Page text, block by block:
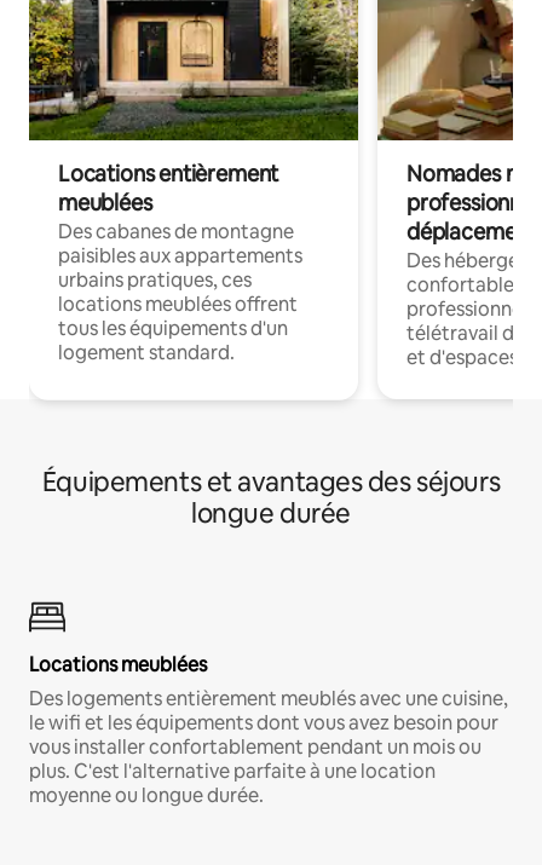
Locations entièrement
meublées
Des cabanes de montagne
paisibles aux appartements
urbains pratiques, ces
locations meublées offrent
tous les équipements d'un
logement standard.
Nomades
déplacement
Des
confortables
professionnels
télétravail
et d'espaces
Équipements et avantages des séjours
longue durée
Locations meublées
Des logements entièrement meublés avec une cuisine,
le wifi et les équipements dont vous avez besoin pour
vous installer confortablement pendant un mois ou
plus. C'est l'alternative parfaite à une location
moyenne ou longue durée.